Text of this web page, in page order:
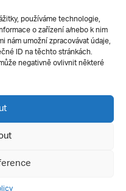
používáme technologie,
o zařízení a/nebo k nim
umožní zpracovávat údaje,
ID na těchto stránkách.
negativně ovlivnit některé
řízení
kurzy